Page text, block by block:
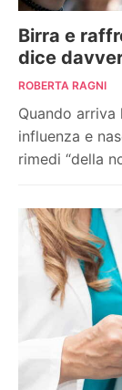
Birra e
dice
ROBERTA RAGNI
Quando arriva
influenza e
rimedi “della